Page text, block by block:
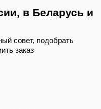
в Беларусь и
совет, подобрать
заказ